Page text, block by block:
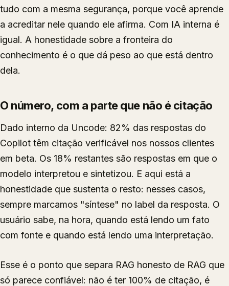
tudo com a mesma segurança, porque você aprende
a acreditar nele quando ele afirma. Com IA interna é
igual. A honestidade sobre a fronteira do
conhecimento é o que dá peso ao que está dentro
dela.
O número, com a parte que não é citação
Dado interno da Uncode: 82% das respostas do
Copilot têm citação verificável nos nossos clientes
em beta. Os 18% restantes são respostas em que o
modelo interpretou e sintetizou. E aqui está a
honestidade que sustenta o resto: nesses casos,
sempre marcamos "síntese" no label da resposta. O
usuário sabe, na hora, quando está lendo um fato
com fonte e quando está lendo uma interpretação.
Esse é o ponto que separa RAG honesto de RAG que
só parece confiável: não é ter 100% de citação, é